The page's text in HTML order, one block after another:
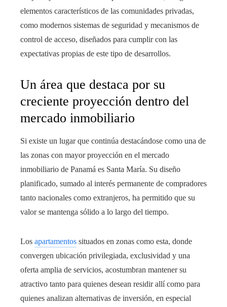
elementos característicos de las comunidades privadas,
como modernos sistemas de seguridad y mecanismos de
control de acceso, diseñados para cumplir con las
expectativas propias de este tipo de desarrollos.
Un área que destaca por su
creciente proyección dentro del
mercado inmobiliario
Si existe un lugar que continúa destacándose como una de
las zonas con mayor proyección en el mercado
inmobiliario de Panamá es Santa María. Su diseño
planificado, sumado al interés permanente de compradores
tanto nacionales como extranjeros, ha permitido que su
valor se mantenga sólido a lo largo del tiempo.
Los apartamentos situados en zonas como esta, donde
convergen ubicación privilegiada, exclusividad y una
oferta amplia de servicios, acostumbran mantener su
atractivo tanto para quienes desean residir allí como para
quienes analizan alternativas de inversión, en especial